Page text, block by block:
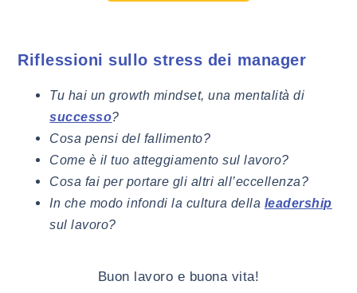
Riflessioni sullo stress dei manager
Tu hai un growth mindset, una mentalità di
successo?
Cosa pensi del fallimento?
Come è il tuo atteggiamento sul lavoro?
Cosa fai per portare gli altri all’eccellenza?
In che modo infondi la cultura della leadership
sul lavoro?
Buon lavoro e buona vita!